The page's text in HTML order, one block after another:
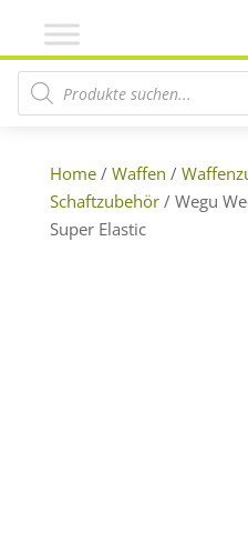
Products search
Home/ Waffen /
Schaftzubehör/ Wegu
Super Elastic